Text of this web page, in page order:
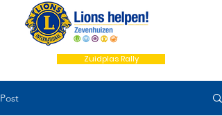
Zuidplas Rally
Post